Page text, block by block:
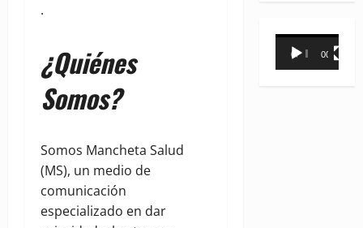
.
¿Quiénes
Somos?
Somos Mancheta Salud
(MS), un medio de
comunicación
especializado en dar
Reproductor
00:00 00:31